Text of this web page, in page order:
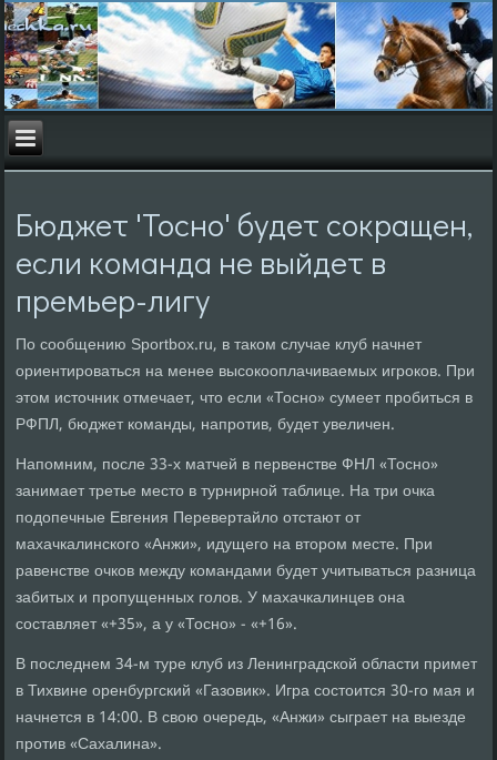
Бюджет 'Тосно' будет сокращен,
если команда не выйдет в
премьер-лигу
По сообщению Sportbox.ru, в таком случае клуб начнет
ориентироваться на менее высокооплачиваемых игроков. При
этом источник отмечает, что если «Тосно» сумеет пробиться в
РФПЛ, бюджет команды, напротив, будет увеличен.
Напомним, после 33-х матчей в первенстве ФНЛ «Тосно»
занимает третье место в турнирной таблице. На три очка
подопечные Евгения Перевертайло отстают от
махачкалинского «Анжи», идущего на втором месте. При
равенстве очков между командами будет учитываться разница
забитых и пропущенных голов. У махачкалинцев она
составляет «+35», а у «Тосно» - «+16».
В последнем 34-м туре клуб из Ленинградской области примет
в Тихвине оренбургский «Газовик». Игра состоится 30-го мая и
начнется в 14:00. В свою очередь, «Анжи» сыграет на выезде
против «Сахалина».